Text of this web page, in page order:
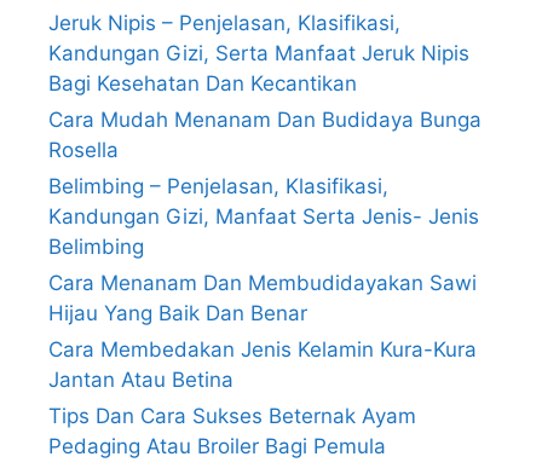
Jeruk Nipis – Penjelasan, Klasifikasi,
Kandungan Gizi, Serta Manfaat Jeruk Nipis
Bagi Kesehatan Dan Kecantikan
Cara Mudah Menanam Dan Budidaya Bunga
Rosella
Belimbing – Penjelasan, Klasifikasi,
Kandungan Gizi, Manfaat Serta Jenis- Jenis
Belimbing
Cara Menanam Dan Membudidayakan Sawi
Hijau Yang Baik Dan Benar
Cara Membedakan Jenis Kelamin Kura-Kura
Jantan Atau Betina
Tips Dan Cara Sukses Beternak Ayam
Pedaging Atau Broiler Bagi Pemula